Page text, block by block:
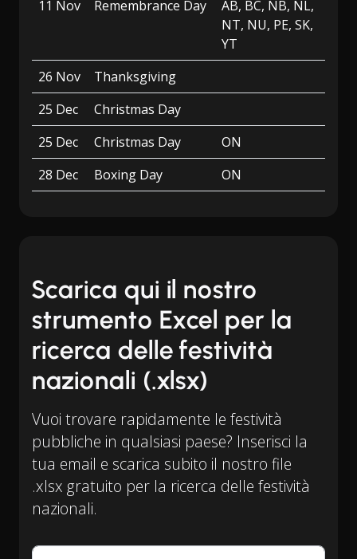
11 Nov
Remembrance Day
AB, BC, NB, NL,
NT, NU, PE, SK,
YT
26 Nov
Thanksgiving
25 Dec
Christmas Day
25 Dec
Christmas Day
ON
28 Dec
Boxing Day ON
Scarica qui il nostro
strumento Excel per la
ricerca delle festività
nazionali (.xlsx)
Vuoi trovare rapidamente le festività
pubbliche in qualsiasi paese? Inserisci la
tua email e scarica subito il nostro file
.xlsx gratuito per la ricerca delle festività
nazionali.